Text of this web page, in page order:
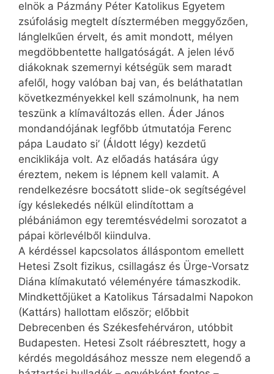
elnök a Pázmány Péter Katolikus Egyetem
zsúfolásig megtelt dísztermében meggyőzően,
lánglelkűen érvelt, és amit mondott, mélyen
megdöbbentette hallgatóságát. A jelen lévő
diákoknak szemernyi kétségük sem maradt
afelől, hogy valóban baj van, és beláthatatlan
következményekkel kell számolnunk, ha nem
teszünk a klímaváltozás ellen. Áder János
mondandójának legfőbb útmutatója Ferenc
pápa Laudato si’ (Áldott légy) kezdetű
enciklikája volt. Az előadás hatására úgy
éreztem, nekem is lépnem kell valamit. A
rendelkezésre bocsátott slide-ok segítségével
így késlekedés nélkül elindítottam a
plébániámon egy teremtésvédelmi sorozatot a
pápai körlevélből kiindulva.
A kérdéssel kapcsolatos álláspontom emellett
Hetesi Zsolt fizikus, csillagász és Ürge-Vorsatz
Diána klímakutató véleményére támaszkodik.
Mindkettőjüket a Katolikus Társadalmi Napokon
(Kattárs) hallottam először; előbbit
Debrecenben és Székesfehérváron, utóbbit
Budapesten. Hetesi Zsolt ráébresztett, hogy a
kérdés megoldásához messze nem elegendő a